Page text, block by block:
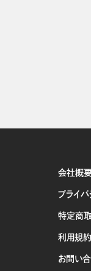
会社概
プライバ
特定商
利用規約
お問い